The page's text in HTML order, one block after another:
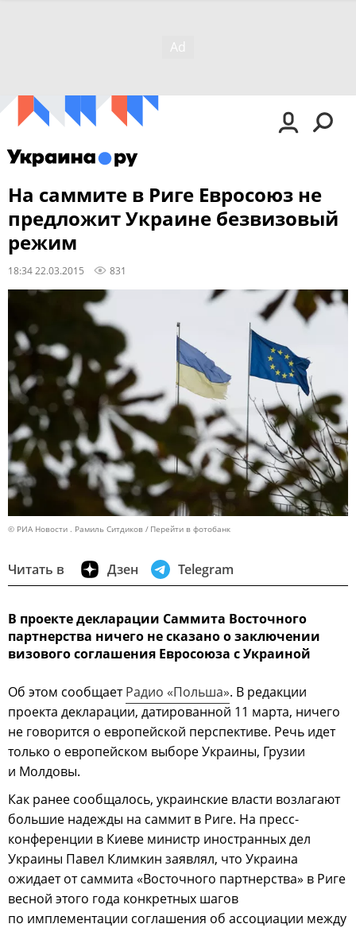
На саммите в Риге Евросоюз не
предложит Украине безвизовый
режим
18:34 22.03.2015 831
© РИА Новости . Рамиль Ситдиков Перейти в фотобанк
Читать в Дзен Telegram
В проекте декларации Саммита Восточного
партнерства ничего не сказано о заключении
визового соглашения Евросоюза с Украиной
Об этом сообщаетРадио «Польша». В редакции
проекта декларации, датированной 11 марта, ничего
не говорится о европейской перспективе. Речь идет
только о европейском выборе Украины, Грузии
и Молдовы.
Как ранее сообщалось, украинские власти возлагают
большие надежды на саммит в Риге. На пресс-
конференции в Киеве министр иностранных дел
Украины Павел Климкин заявлял, что Украина
ожидает от саммита «Восточного партнерства» в Риге
весной этого года конкретных шагов
по имплементации соглашения об ассоциации между